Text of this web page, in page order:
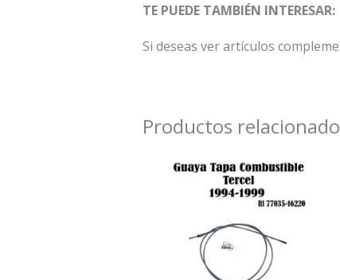
TE PUEDE TAMBIÉN INTERESAR:
Si deseas ver artículos
Productos